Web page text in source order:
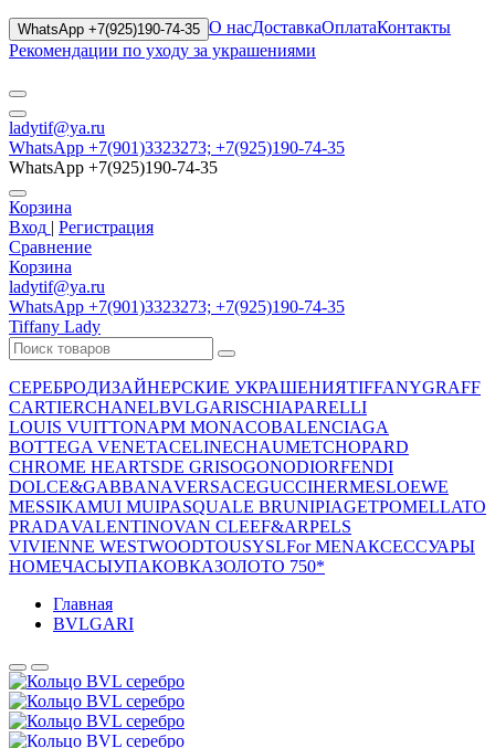
WhatsApp +7(925)190-74-35 О насДоставкаОплатаКонтакты
Рекомендации по уходу за украшениями
ladytif@ya.ru
WhatsApp +7(901)3323273; +7(925)190-74-35
WhatsApp +7(925)190-74-35
Корзина
Вход | Регистрация
Сравнение
Корзина
ladytif@ya.ru
WhatsApp +7(901)3323273; +7(925)190-74-35
Tiffany Lady
СЕРЕБРОДИЗАЙНЕРСКИЕ УКРАШЕНИЯTIFFANYGRAFF
CARTIERCHANELBVLGARISCHIAPARELLI
LOUIS VUITTONAPM MONACOBALENCIAGA
BOTTEGA VENETACELINECHAUMETCHOPARD
CHROME HEARTSDE GRISOGONODIORFENDI
DOLCE&GABBANAVERSACEGUCCIHERMESLOEWE
MESSIKAMUI MUIPASQUALE BRUNIPIAGETPOMELLATO
PRADAVALENTINOVAN CLEEF&ARPELS
VIVIENNE WESTWOODTOUSYSLFor MENАКСЕССУАРЫ
HOMEЧАСЫУПАКОВКАЗОЛОТО 750*
Главная
BVLGARI